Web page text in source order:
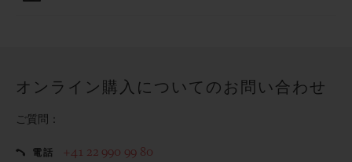
オンライン購入についてのお問い合わせ
ご質問：
電話 +41 22 990 99 80